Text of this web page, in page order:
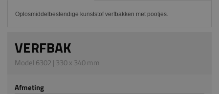
Oplosmiddelbestendige kunststof verfbakken met pootjes.
VERFBAK
Model 6302 | 330 x 340 mm
Afmeting